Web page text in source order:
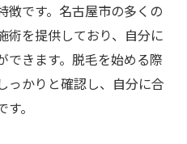
徴です。名古屋市の多くの
術を提供しており、自分に
できます。脱毛を始める際
っかりと確認し、自分に合
。